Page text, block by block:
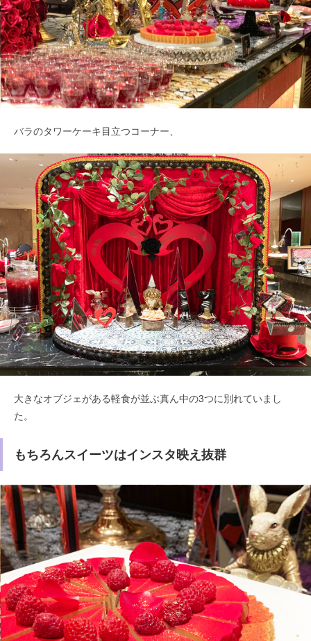
バラのタワーケーキ目立つコーナー、
大きなオブジェがある軽食が並ぶ真ん中の3つに別れていまし
た。
もちろんスイーツはインスタ映え抜群